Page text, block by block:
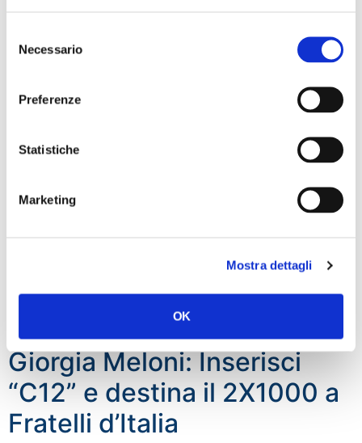
delNecessario
Preferenze
Statistiche
Marketing
Mostra dettagli
OK
Giorgia Meloni: Inserisci
“C12” e destina il 2X1000 a
Fratelli d’Italia
Giorgia Meloni: Inserisci
“C12” e destina il 2X1000 a
Fratelli d’Italia